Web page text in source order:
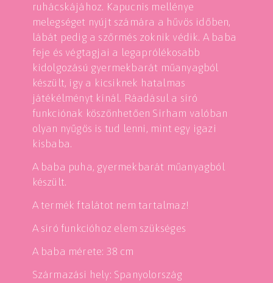
ruhácskájához. Kapucnis mellénye
melegséget nyújt számára a hűvös időben,
lábát pedig a szőrmés zoknik védik. A baba
feje és végtagjai a legaprólékosabb
kidolgozású gyermekbarát műanyagból
készült, így a kicsiknek hatalmas
játékélményt kínál. Ráadásul a síró
funkciónak köszönhetően Sirham valóban
olyan nyűgös is tud lenni, mint egy igazi
kisbaba.
A baba puha, gyermekbarát műanyagból
készült.
A termék ftalátot nem tartalmaz!
A síró funkcióhoz elem szükséges
A baba mérete: 38 cm
Származási hely: Spanyolország